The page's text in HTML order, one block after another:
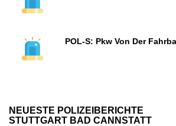
POL-S: Pkw Von Der
NEUESTE POLIZEIBERICHTE
STUTTGART BAD CANNSTATT